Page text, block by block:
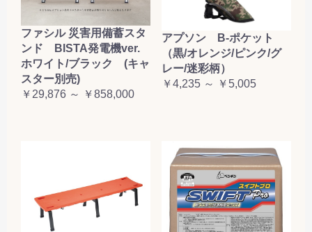
ファシル 災害用備蓄スタ
ンド BISTA発電機ver.
ホワイト/ブラック (キャ
スター別売)
￥29,876 ～ ￥858,000
アプソン B-ポケット
（黒/オレンジ/ピンク/グ
レー/迷彩柄）
￥4,235 ～ ￥5,005